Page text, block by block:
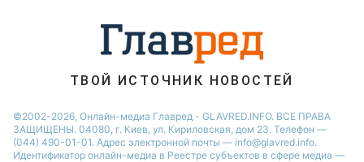
Виталий Козловский
ТВОЙ ИСТОЧНИК НОВОСТЕЙ
©2002-2026, Онлайн-медиа Главред - GLAVRED.INFO. ВСЕ ПРАВА
ЗАЩИЩЕНЫ. 04080, г. Киев, ул. Кириловская, дом 23. Телефон —
(044) 490-01-01. Адрес электронной почты — info@glavred.info.
Идентификатор онлайн-медиа в Реестре cубъектов в сфере медиа —